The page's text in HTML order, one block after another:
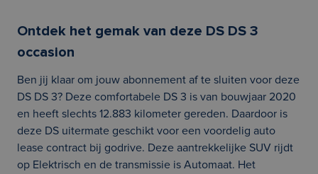
Ontdek het gemak van deze DS DS 3
occasion
Ben jij klaar om jouw abonnement af te sluiten voor deze
DS DS 3? Deze comfortabele DS 3 is van bouwjaar 2020
en heeft slechts 12.883 kilometer gereden. Daardoor is
deze DS uitermate geschikt voor een voordelig auto
lease contract bij godrive. Deze aantrekkelijke SUV rijdt
op Elektrisch en de transmissie is Automaat. Het